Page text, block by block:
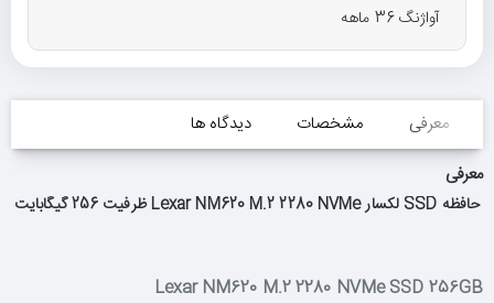
آواژنگ 36 ماهه
معرفی مشخصات
دیدگاه ها
معرفی
حافظه SSD لکسار Lexar NM620 M.2 2280 NVMe ظرفیت 256 گیگابایت
Lexar NM620 M.2 2280 NVMe SSD 256GB